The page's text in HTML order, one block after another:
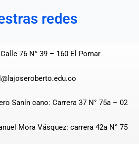
redes
76 N° 39 – 160 El Pomar
Sanín cano: Carrera 37 N° 75a – 02
Mora Vásquez: carrera 42a N° 75